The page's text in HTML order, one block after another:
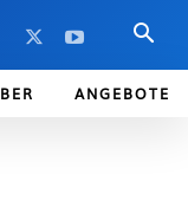
ANGEBOTE